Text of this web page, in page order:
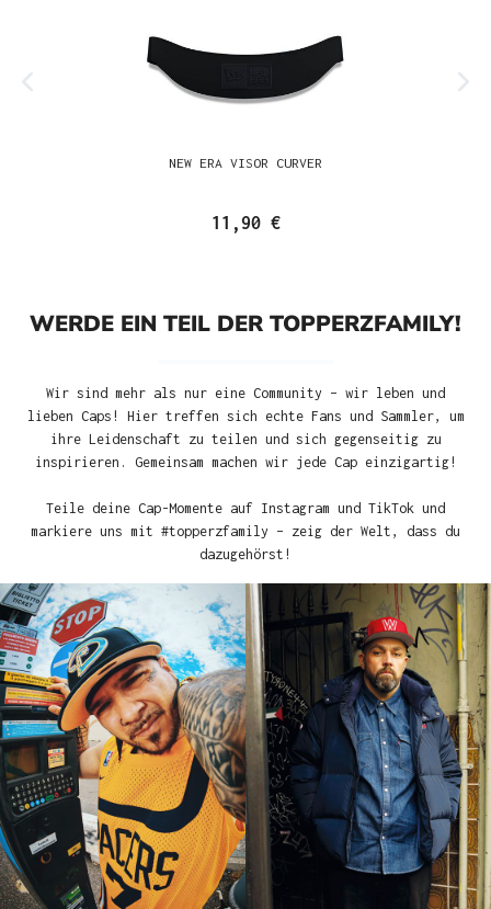
NEW ERA VISOR CURVER
11,90 €
WERDE EIN TEIL DER TOPPERZFAMILY!
Wir sind mehr als nur eine Community – wir leben und
lieben Caps! Hier treffen sich echte Fans und Sammler, um
ihre Leidenschaft zu teilen und sich gegenseitig zu
inspirieren. Gemeinsam machen wir jede Cap einzigartig!
Teile deine Cap-Momente auf Instagram und TikTok und
markiere uns mit #topperzfamily – zeig der Welt, dass du
dazugehörst!